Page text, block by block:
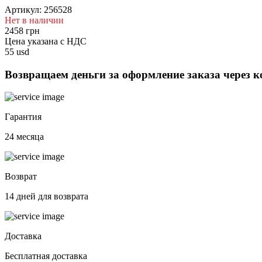
Артикул: 256528
Нет в наличии
2458 грн
Цена указана с НДС
55 usd
Возвращаем деньги за оформление заказа через
Гарантия
24 месяца
Возврат
14 дней для возврата
Доставка
Бесплатная доставка